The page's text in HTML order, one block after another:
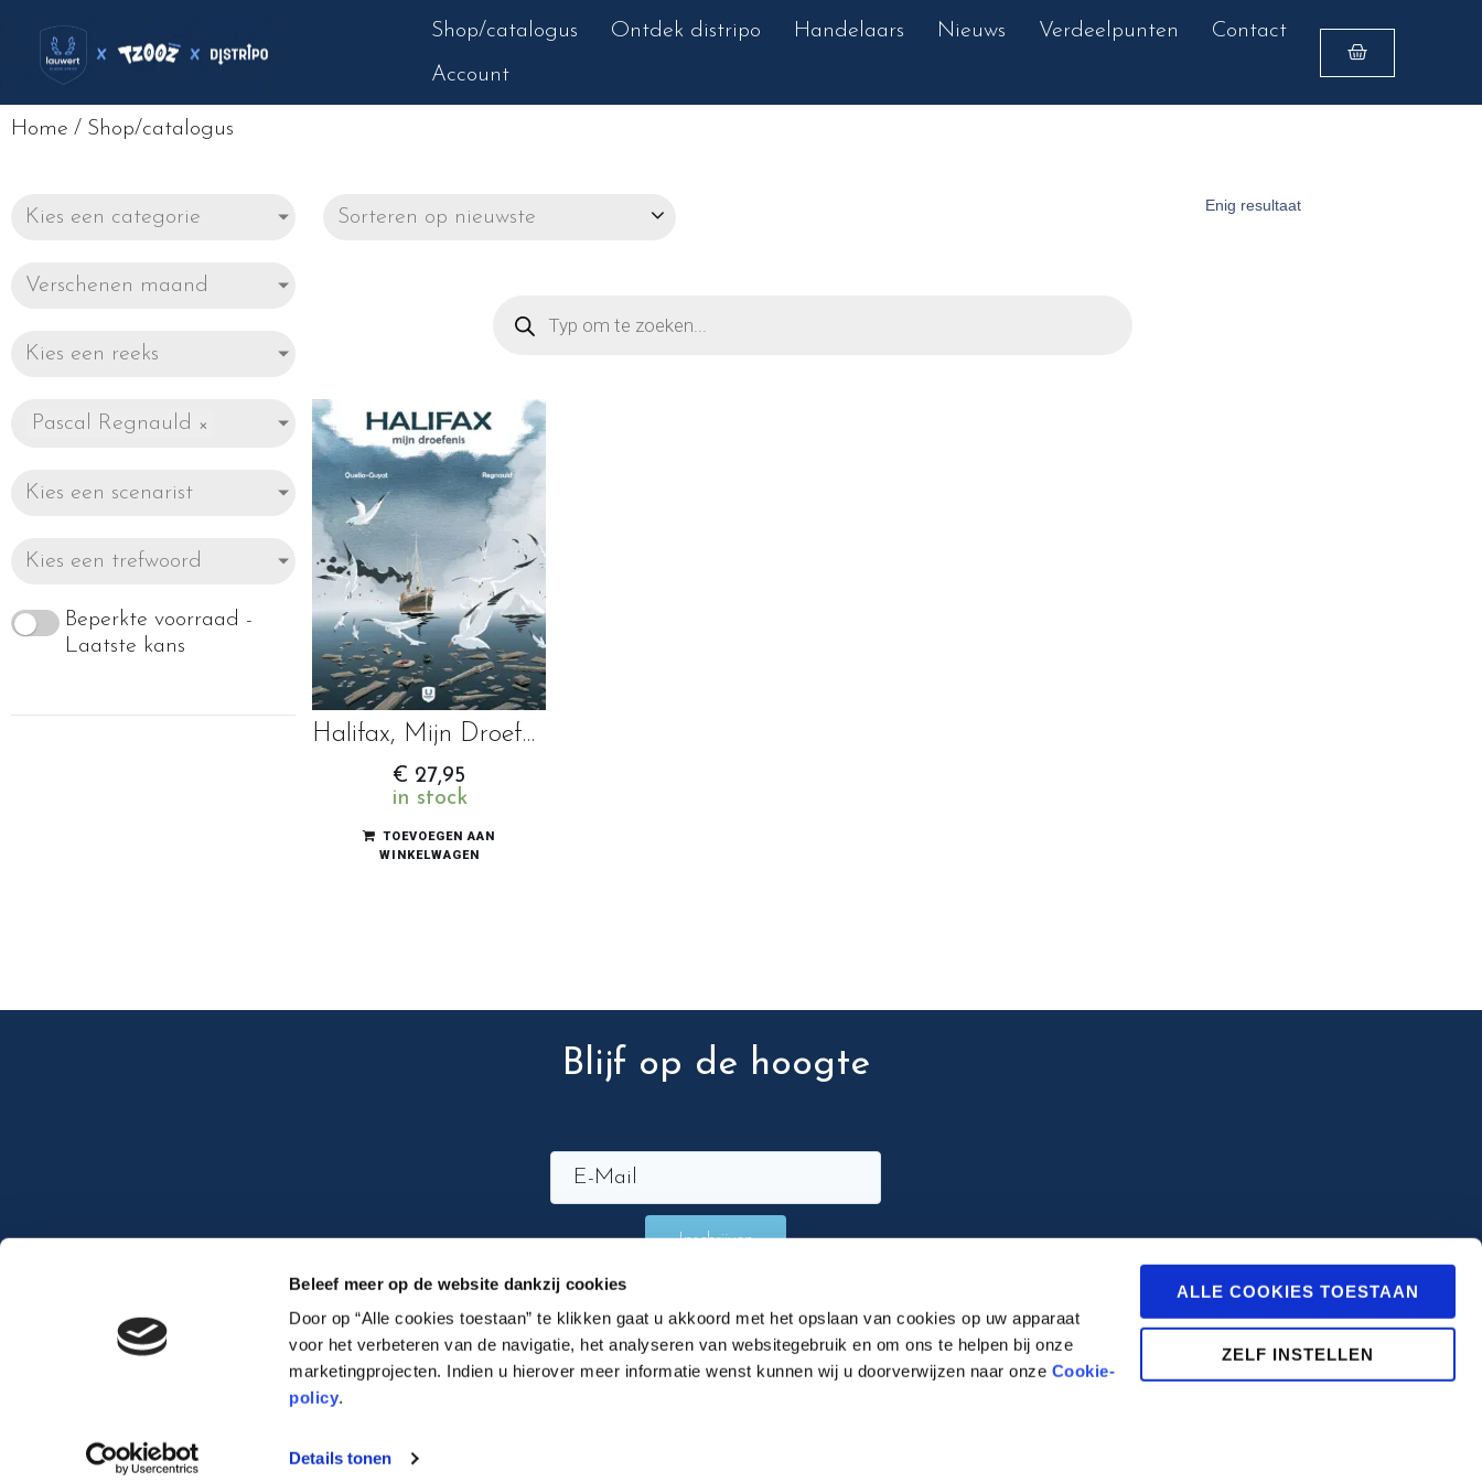
Beleef meer op de website dankzij cookies
Door op “Alle cookies toestaan” te klikken gaat u akkoord met het opslaan van cookies op uw apparaat
voor het verbeteren van de navigatie, het analyseren van websitegebruik en om ons te helpen bij onze
marketingprojecten. Indien u hierover meer informatie wenst kunnen wij u doorverwijzen naar onze Cookie-
policy.
Details tonen
ALLE COOKIES TOESTAAN
ZELF INSTELLEN
Shop/catalogus Ontdek distripo Handelaars Nieuws Verdeelpunten
Contact
Account
Home / Shop/catalogus
Kies een categorie
Verschenen maand
Kies een reeks
Pascal Regnauld ×
Kies een scenarist
Kies een trefwoord
Beperkte voorraad -
Laatste kans
Enig resultaat
Halifax, Mijn Droefenis
€ 27,95
in stock
TOEVOEGEN AAN
WINKELWAGEN
Blijf op de hoogte
Inschrijven